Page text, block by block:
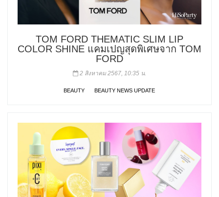
TOM FORD THEMATIC SLIM LIP
COLOR SHINE แคมเปญสุดพิเศษจาก TOM
FORD
2 สิงหาคม 2567, 10:35 น.
BEAUTY BEAUTY NEWS UPDATE